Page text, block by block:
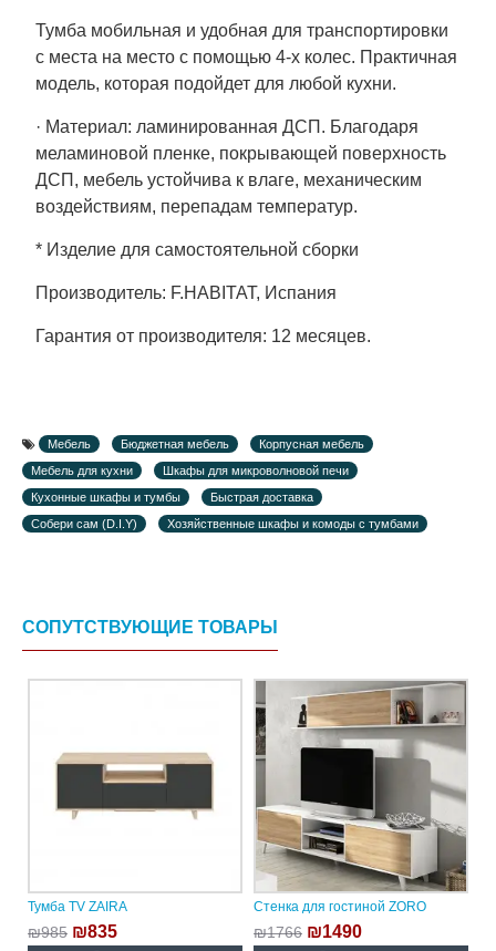
Тумба мобильная и удобная для транспортировки
с места на место с помощью 4-х колес. Практичная
модель, которая подойдет для любой кухни.
· Материал: ламинированная ДСП. Благодаря
меламиновой пленке, покрывающей поверхность
ДСП, мебель устойчива к влаге, механическим
воздействиям, перепадам температур.
* Изделие для самостоятельной сборки
Производитель: F.HABITAT, Испания
Гарантия от производителя: 12 месяцев.
Мебель Бюджетная мебель
Корпусная мебель
Мебель для кухни
Шкафы для микроволновой печи
Кухонные шкафы и тумбы
Быстрая доставка
Собери сам (D.I.Y)
Хозяйственные шкафы и комоды с тумбами
СОПУТСТВУЮЩИЕ ТОВАРЫ
Тумба TV ZAIRA
₪985 ₪835
Стенка для гостиной ZORO
₪1766 ₪1490